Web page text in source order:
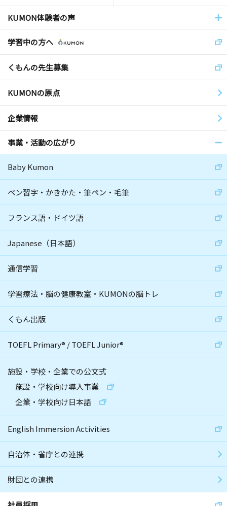
KUMON体験者の声
学習中の方へ
くもんの先生募集
KUMONの原点
企業情報
事業・活動の広がり
Baby Kumon
ペン習字・かきかた・筆ペン・毛筆
フランス語・ドイツ語
Japanese（日本語）
通信学習
学習療法・脳の健康教室・KUMONの脳トレ
くもん出版
TOEFL Primary® /TOEFL Junior®
施設・学校・企業での公文式
施設・学校向け導入事業
企業・学校向け日本語
English Immersion Activities
自治体・省庁との連携
財団との連携